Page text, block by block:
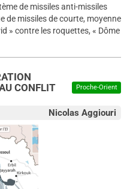
de missiles anti-missiles
de missiles de courte, moyenne
» contre les roquettes, « Dôme
Proche-Orient
CONFLIT
Nicolas Aggiouri